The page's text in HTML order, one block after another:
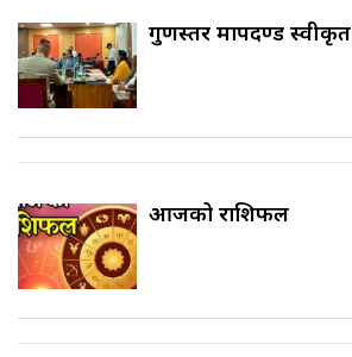
गुणस्तर मापदण्ड स्वीकृत
आजको राशिफल